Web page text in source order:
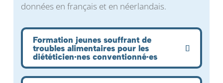
données en français et en néerlandais.
Formation jeunes souffrant de
troubles alimentaires pour les
diététicien·nes conventionné·es